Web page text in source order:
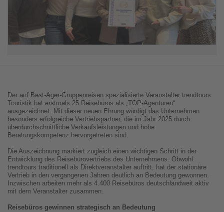
Der auf Best-Ager-Gruppenreisen spezialisierte Veranstalter trendtours
Touristik hat erstmals 25 Reisebüros als „TOP-Agenturen“
ausgezeichnet. Mit dieser neuen Ehrung würdigt das Unternehmen
besonders erfolgreiche Vertriebspartner, die im Jahr 2025 durch
überdurchschnittliche Verkaufsleistungen und hohe
Beratungskompetenz hervorgetreten sind.
Die Auszeichnung markiert zugleich einen wichtigen Schritt in der
Entwicklung des Reisebürovertriebs des Unternehmens. Obwohl
trendtours traditionell als Direktveranstalter auftritt, hat der stationäre
Vertrieb in den vergangenen Jahren deutlich an Bedeutung gewonnen.
Inzwischen arbeiten mehr als 4.400 Reisebüros deutschlandweit aktiv
mit dem Veranstalter zusammen.
Reisebüros gewinnen strategisch an Bedeutung